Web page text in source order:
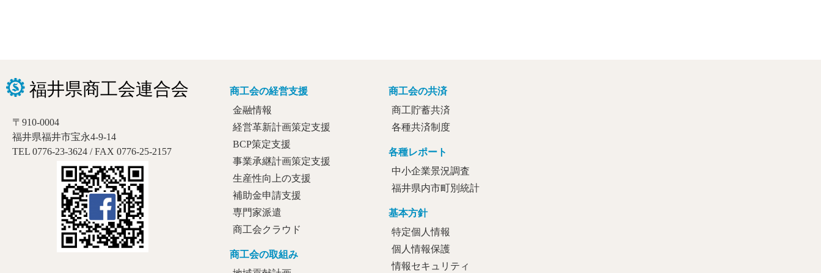
〒910-0004
福井県福井市宝永4-9-14
TEL 0776-23-3624 / FAX 0776-25-2157
商工会の経営支援
金融情報
経営革新計画策定支援
BCP策定支援
事業承継計画策定支援
生産性向上の支援
補助金申請支援
専門家派遣
商工会クラウド
商工会の取組み
商工会の共済
商工貯蓄共済
各種共済制度
各種レポート
中小企業景況調査
福井県内市町別統計
基本方針
特定個人情報
個人情報保護
情報セキュリティ